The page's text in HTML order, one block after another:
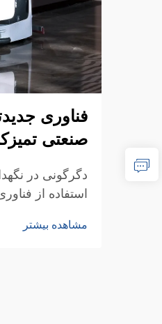
فناوری
صنعتی
دگرگونی در
استفاده از
تمیزکاری کف
مشاهده بیشتر